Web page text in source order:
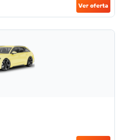
Ver oferta